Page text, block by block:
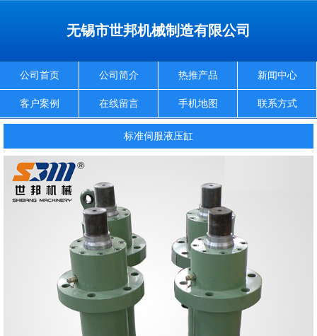
无锡市世邦机械制造有限公司
公司首页 公司简介 热推产品 新闻中心
客户案例 在线留言 手机地图 联系方式
标准伺服液压缸